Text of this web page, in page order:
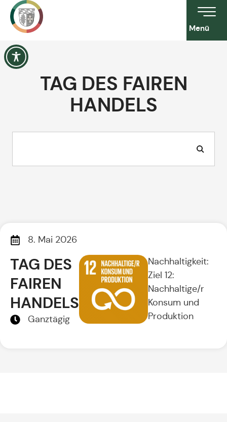
Menü
TAG DES FAIREN
HANDELS
TAG DES
FAIREN
HANDELS
Ganztägig
Nachhaltigkeit:
Ziel 12:
Nachhaltige/r
Konsum und
Produktion
8. Mai 2026